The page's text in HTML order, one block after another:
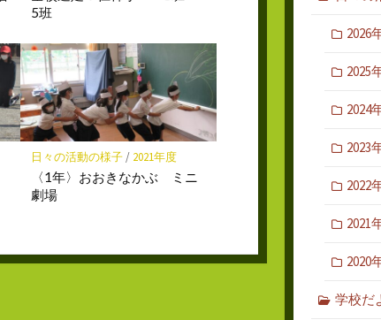
5班
日々の活動の様子/ 2021年度
〈1年〉おおきなかぶ ミニ
劇場
2026
2025
2024
2023
2022
2021
2020
学校だ